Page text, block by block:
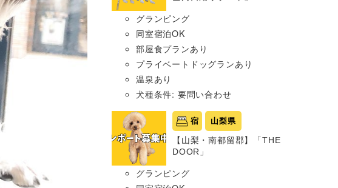
グランピング
同室宿泊OK
部屋食プランあり
プライベートドッグランあり
温泉あり
犬種条件: 要問い合わせ
宿 山梨県
【山梨・南都留郡】「THE
DOOR」
グランピング